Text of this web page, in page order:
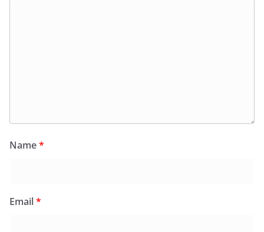
Name*
Email*